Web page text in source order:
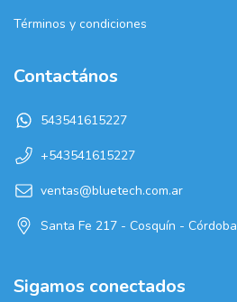
Términos y condiciones
Contactános
543541615227
+543541615227
ventas@bluetech.com.ar
Santa Fe 217 - Cosquín - Córdoba
Sigamos conectados